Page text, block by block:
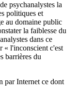
psychanalystes la
politiques et
au domaine public
la faiblesse du
dans ce
« l'inconscient c'est
barrières du
par Internet ce dont